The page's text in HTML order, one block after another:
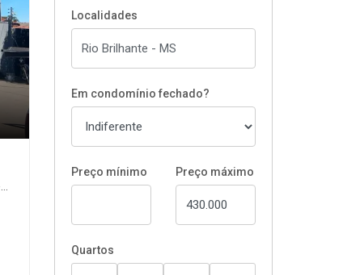
Localidades
Em condomínio fechado?
Preço mínimo Preço máximo
Quartos